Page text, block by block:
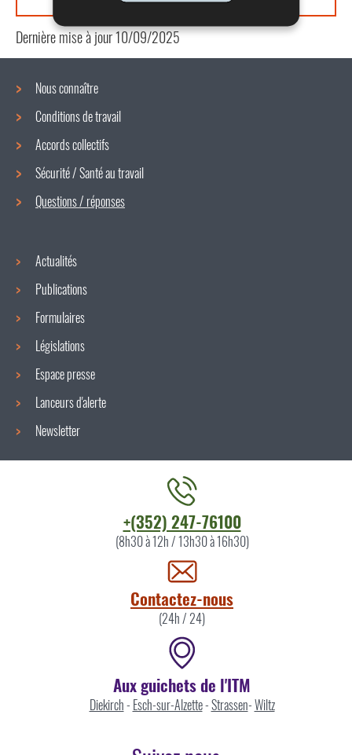
Dernière mise à jour10/09/2025
Menu
de
navigation
Nous connaître
Conditions de travail
Accords collectifs
Sécurité / Santé au travail
Questions / réponses
Actualités
Publications
Formulaires
Législations
Espace presse
Lanceurs d'alerte
Newsletter
+(352) 247-76100
(8h30 à 12h / 13h30 à 16h30)
Contactez-nous
(24h / 24)
Aux guichets de l'ITM
Diekirch- Esch-sur-Alzette-Strassen-Wiltz